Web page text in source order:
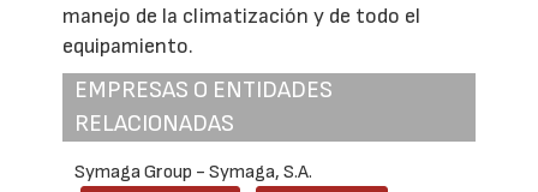
manejo de la climatización y de todo el
equipamiento.
EMPRESAS O ENTIDADES
RELACIONADAS
Symaga Group - Symaga, S.A.